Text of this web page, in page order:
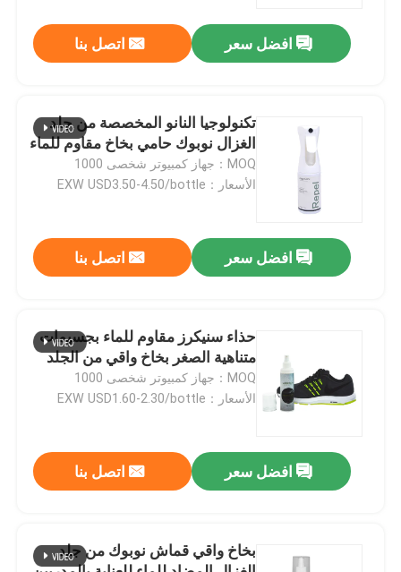
منزل
ضبط الجودة
أخبار
مجموعة نوبوك للعناية بالجلد
طقم العناية بجلد البولي يوريثان
افضل سعر اتصل بنا
تكنولوجيا النانو المخصصة من جلد
الغزال نوبوك حامي بخاخ مقاوم للماء
MOQ：جهاز كمبيوتر شخصى 1000
الأسعار：EXW USD3.50-4.50/bottle
افضل سعر اتصل بنا
حذاء سنيكرز مقاوم للماء بجسيمات
متناهية الصغر بخاخ واقي من الجلد
MOQ：جهاز كمبيوتر شخصى 1000
الأسعار：EXW USD1.60-2.30/bottle
افضل سعر اتصل بنا
بخاخ واقي قماش نوبوك من جلد